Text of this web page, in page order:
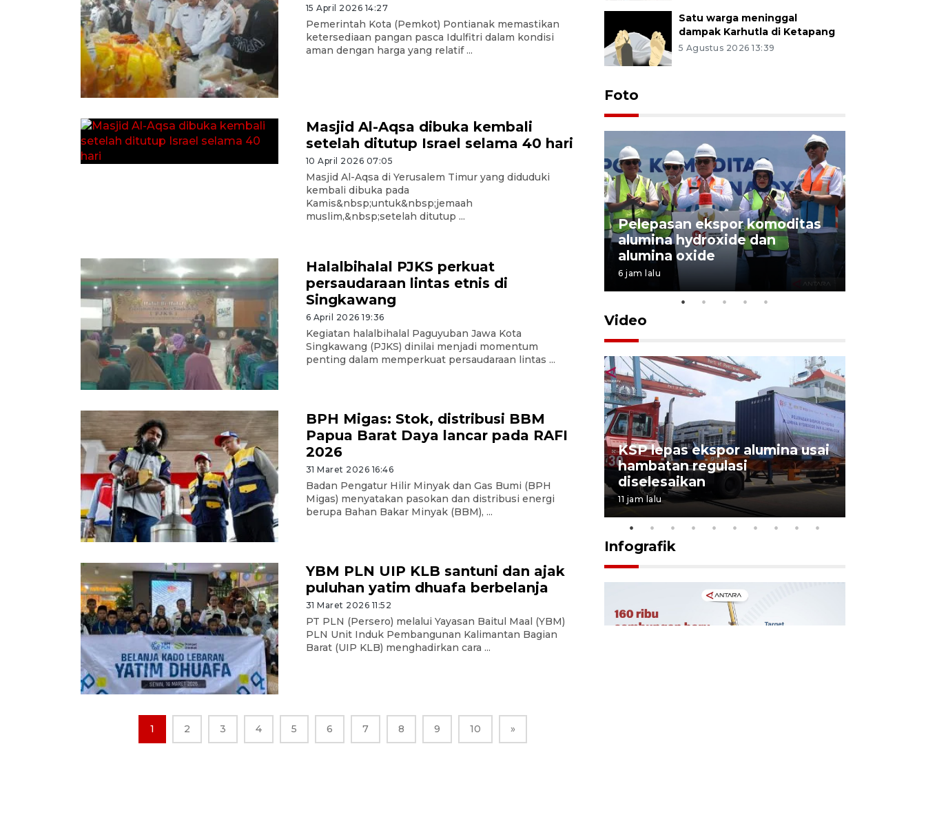
15 April 2026 14:27
Pemerintah Kota (Pemkot) Pontianak memastikan
ketersediaan pangan pasca Idulfitri dalam kondisi
aman dengan harga yang relatif ...
Masjid Al-Aqsa dibuka kembali
setelah ditutup Israel selama 40 hari
10 April 2026 07:05
Masjid Al-Aqsa di Yerusalem Timur yang diduduki
kembali dibuka pada
Kamis&nbsp;untuk&nbsp;jemaah
muslim,&nbsp;setelah ditutup ...
Halalbihalal PJKS perkuat
persaudaraan lintas etnis di
Singkawang
6 April 2026 19:36
Kegiatan halalbihalal Paguyuban Jawa Kota
Singkawang (PJKS) dinilai menjadi momentum
penting dalam memperkuat persaudaraan lintas ...
BPH Migas: Stok, distribusi BBM
Papua Barat Daya lancar pada RAFI
2026
31 Maret 2026 16:46
Badan Pengatur Hilir Minyak dan Gas Bumi (BPH
Migas) menyatakan pasokan dan distribusi energi
berupa Bahan Bakar Minyak (BBM), ...
YBM PLN UIP KLB santuni dan ajak
puluhan yatim dhuafa berbelanja
31 Maret 2026 11:52
PT PLN (Persero) melalui Yayasan Baitul Maal (YBM)
PLN Unit Induk Pembangunan Kalimantan Bagian
Barat (UIP KLB) menghadirkan cara ...
1 2 3 4 5 6 7 8 9 10 »
Satu warga meninggal
dampak Karhutla di Ketapang
5 Agustus 2026 13:39
Foto
30 Juli 2026 09:29
Pelepasan ekspor komoditas
alumina hydroxide dan
alumina oxide
6 jam lalu
Video
anggaran khusus anak
penderita kanker dan jantung
23 Juli 2026 19:17
KSP lepas ekspor alumina usai
hambatan regulasi
diselesaikan
11 jam lalu
Infografik